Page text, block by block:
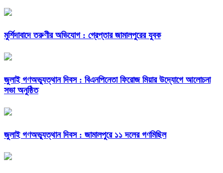
মুর্শিদাবাদে তরুণীর অভিযোগ : গ্রেপ্তার জামালপুরের যুবক
জুলাই গণঅভ্যুত্থান দিবস : বিএনপিনেতা ফিরোজ মিয়ার উদ্যোগে আলোচনা
সভা অনুষ্ঠিত
জুলাই গণঅভ্যুত্থান দিবস : জামালপুরে ১১ দলের গণমিছিল